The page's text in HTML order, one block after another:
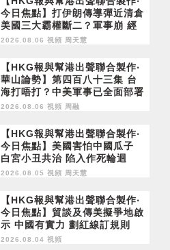
今日焦點】打伊朗傳導彈近清倉
美國三大霸權斷二？軍事崩 經
濟損
2026.08.06 視頻 周天慧
【HKG報與幫港出聲聯合製作‧
華山論勢】第四百八十三集 台
海打唔打？中美軍事已全面部署
2028年1月台灣選舉是臨界點？
2026.08.06 視頻 周融
【HKG報與幫港出聲聯合製作‧
今日焦點】美國害怕中國瓜子
白宮小丑共治 陷入作死輪迴
2026.08.05 視頻 周天慧
【HKG報與幫港出聲聯合製作‧
今日焦點】貿談及傳美擬爭地啟
示 中國有實力 劃紅線訂規則
2026.08.04 視頻